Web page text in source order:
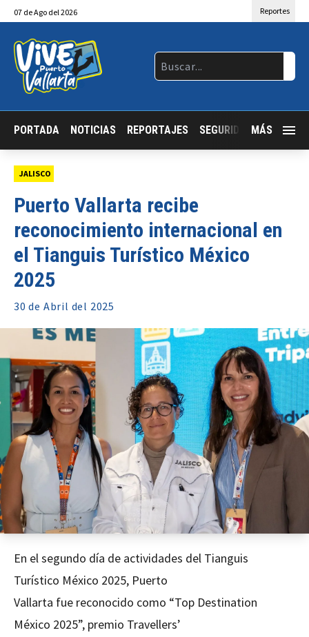
07 deAgo del 2026 Reportes
PORTADA NOTICIAS REPORTAJES SEGURIDAD JALISCO
MÁS
JALISCO
Puerto Vallarta recibe
reconocimiento internacional en
el Tianguis Turístico México
2025
30 de Abril del 2025
En el segundo día de actividades del Tianguis
Turístico México 2025, Puerto
Vallarta fue reconocido como “Top Destination
México 2025”, premio Travellers’